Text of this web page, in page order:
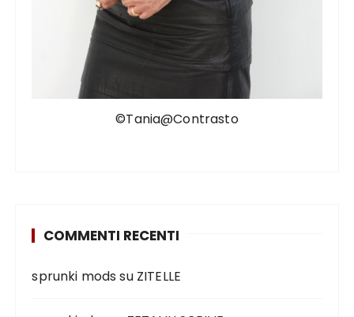
©Tania@Contrasto
COMMENTI RECENTI
sprunki mods su ZITELLE